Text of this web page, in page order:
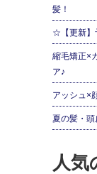
髪！
☆【更新
縮毛矯正×
ア♪
アッシュ×
夏の髪・頭
人気